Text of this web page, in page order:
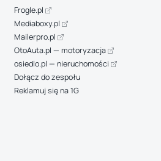
Frogle.pl
Mediaboxy.pl
Mailerpro.pl
OtoAuta.pl — motoryzacja
osiedlo.pl — nieruchomości
Dołącz do zespołu
Reklamuj się na 1G